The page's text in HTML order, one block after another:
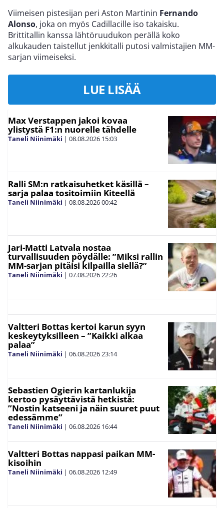
Viimeisen pistesijan peri Aston Martinin Fernando
Alonso, joka on myös Cadillacille iso takaisku.
Brittitallin kanssa lähtöruudukon perällä koko
alkukauden taistellut jenkkitalli putosi valmistajien MM-
sarjan viimeiseksi.
LUE LISÄÄ
Max Verstappen jakoi kovaa
ylistystä F1:n nuorelle tähdelle
Taneli Niinimäki | 08.08.2026 15:03
Ralli SM:n ratkaisuhetket käsillä –
sarja palaa tositoimiin Kiteellä
Taneli Niinimäki | 08.08.202600:42
Jari-Matti Latvala nostaa
turvallisuuden pöydälle: ”Miksi rallin
MM-sarjan pitäisi kilpailla siellä?”
Taneli Niinimäki | 07.08.202622:26
Valtteri Bottas kertoi karun syyn
keskeytyksilleen – ”Kaikki alkaa
palaa”
Taneli Niinimäki | 06.08.202623:14
Sebastien Ogierin kartanlukija
kertoo pysäyttävistä hetkistä:
”Nostin katseeni ja näin suuret puut
edessämme”
Taneli Niinimäki | 06.08.2026 16:44
Valtteri Bottas nappasi paikan MM-
kisoihin
Taneli Niinimäki | 06.08.2026 12:49